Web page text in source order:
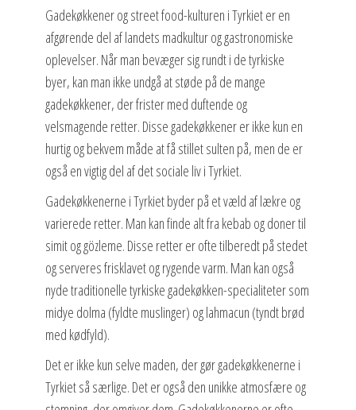
Gadekøkkener og street food-kulturen i Tyrkiet er en
afgørende del af landets madkultur og gastronomiske
oplevelser. Når man bevæger sig rundt i de tyrkiske
byer, kan man ikke undgå at støde på de mange
gadekøkkener, der frister med duftende og
velsmagende retter. Disse gadekøkkener er ikke kun en
hurtig og bekvem måde at få stillet sulten på, men de er
også en vigtig del af det sociale liv i Tyrkiet.
Gadekøkkenerne i Tyrkiet byder på et væld af lækre og
varierede retter. Man kan finde alt fra kebab og doner til
simit og gözleme. Disse retter er ofte tilberedt på stedet
og serveres frisklavet og rygende varm. Man kan også
nyde traditionelle tyrkiske gadekøkken-specialiteter som
midye dolma (fyldte muslinger) og lahmacun (tyndt brød
med kødfyld).
Det er ikke kun selve maden, der gør gadekøkkenerne i
Tyrkiet så særlige. Det er også den unikke atmosfære og